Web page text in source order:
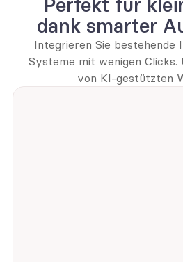
Perfekt für
dank smarter
Integrieren Sie bestehende
Systeme mit wenigen Clicks.
von KI-gestützten